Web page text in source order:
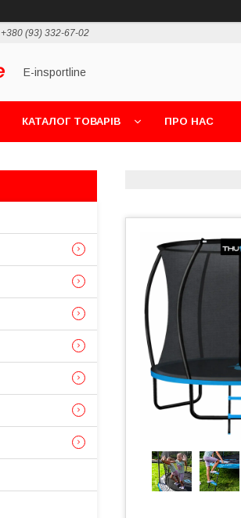
+380 (93) 332-67-02
E-insportline
КАТАЛОГ ТОВАРІВ ПРО НАС